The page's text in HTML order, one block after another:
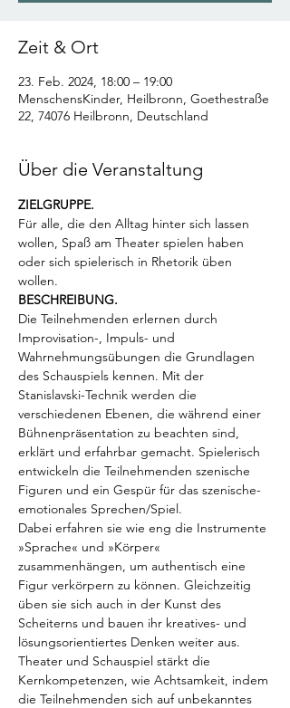
Zeit & Ort
23. Feb. 2024, 18:00 – 19:00
MenschensKinder, Heilbronn, Goethestraße
22, 74076 Heilbronn, Deutschland
Über die Veranstaltung
ZIELGRUPPE.
Für alle, die den Alltag hinter sich lassen
wollen, Spaß am Theater spielen haben
oder sich spielerisch in Rhetorik üben
wollen.
BESCHREIBUNG.
Die Teilnehmenden erlernen durch
Improvisation-, Impuls- und
Wahrnehmungsübungen die Grundlagen
des Schauspiels kennen. Mit der
Stanislavski-Technik werden die
verschiedenen Ebenen, die während einer
Bühnenpräsentation zu beachten sind,
erklärt und erfahrbar gemacht. Spielerisch
entwickeln die Teilnehmenden szenische
Figuren und ein Gespür für das szenische-
emotionales Sprechen/Spiel.
Dabei erfahren sie wie eng die Instrumente
»Sprache« und »Körper«
zusammenhängen, um authentisch eine
Figur verkörpern zu können. Gleichzeitig
üben sie sich auch in der Kunst des
Scheiterns und bauen ihr kreatives- und
lösungsorientiertes Denken weiter aus.
Theater und Schauspiel stärkt die
Kernkompetenzen, wie Achtsamkeit, indem
die Teilnehmenden sich auf unbekanntes